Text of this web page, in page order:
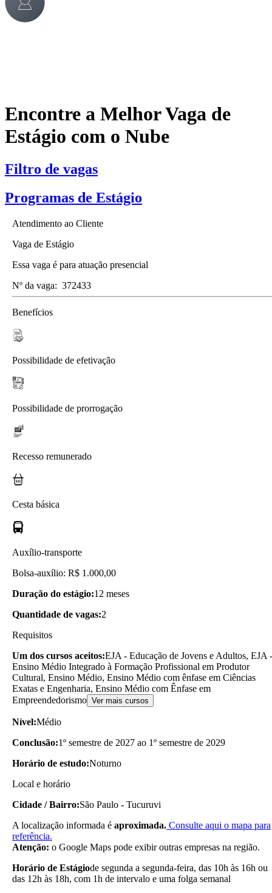
Encontre a Melhor Vaga de
Estágio com o Nube
Filtro de vagas
Programas de Estágio
Atendimento ao Cliente
Vaga de Estágio
Essa vaga é para atuação presencial
Nº da vaga: 372433
Benefícios
Possibilidade de efetivação
Possibilidade de prorrogação
Recesso remunerado
Cesta básica
Auxílio-transporte
Bolsa-auxílio: R$ 1.000,00
Duração do estágio:12 meses
Quantidade de vagas:2
Requisitos
Um dos cursos aceitos:EJA - Educação de Jovens e Adultos, EJA -
Ensino Médio Integrado à Formação Profissional em Produtor
Cultural, Ensino Médio, Ensino Médio com ênfase em Ciências
Exatas e Engenharia, Ensino Médio com Ênfase em
Empreendedorismo Ver mais cursos
Nível:Médio
Conclusão:1º semestre de 2027 ao 1º semestre de 2029
Horário de estudo:Noturno
Local e horário
Cidade / Bairro:São Paulo - Tucuruvi
A localização informada é aproximada. Consulte aqui o mapa para
referência.
Atenção: o Google Maps pode exibir outras empresas na região.
Horário de Estágiode segunda a segunda-feira, das 10h às 16h ou
das 12h às 18h, com 1h de intervalo e uma folga semanal